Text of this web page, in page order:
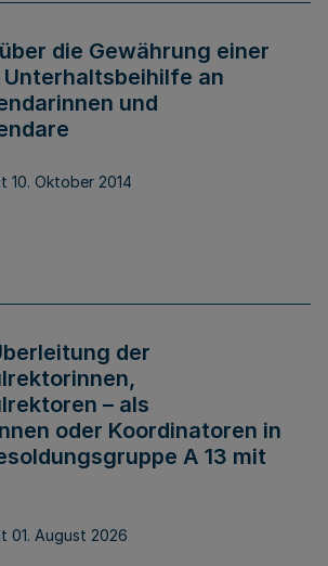
die Gewährung einer
an
und
10. Oktober 2014
der
– als
oder Koordinatoren in
A 13 mit
01. August 2026